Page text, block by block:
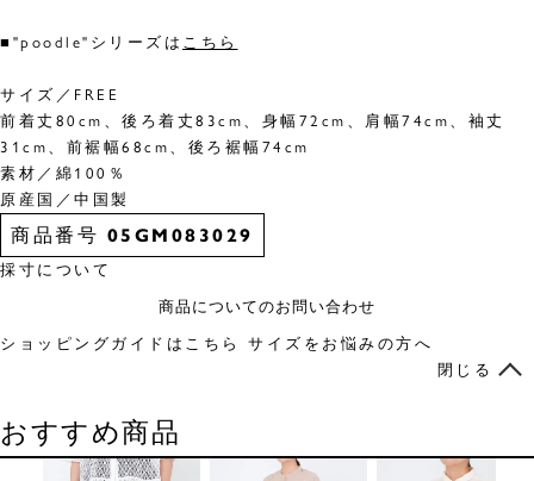
■"poodle"シリーズは こちら
サイズ／FREE
前着丈80cm、後ろ着丈83cm、身幅72cm、肩幅74cm、袖丈
31cm、前裾幅68cm、後ろ裾幅74cm
素材／綿100％
原産国／中国製
商品番号 05GM083029
採寸について
商品についてのお問い合わせ
ショッピングガイドはこちら
サイズをお悩みの方へ
閉じる
おすすめ商品